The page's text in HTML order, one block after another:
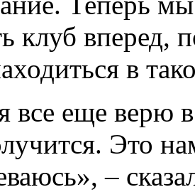
клуб вперед,
в
все еще верю
Это
–